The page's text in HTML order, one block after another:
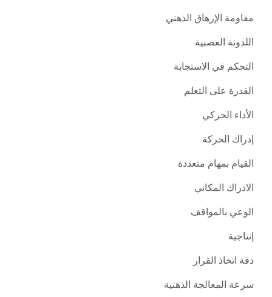
مقاومة الإرهاق الذهني
اللدونة العصبية
التحكم في الاستجابة
القدرة على التعلم
الأداء الحركي
إدراك الحركة
القيام بمهام متعددة
الادراك المكاني
الوعي بالمواقف
إنتاجية
دقة اتخاذ القرار
سرعة المعالجة الذهنية